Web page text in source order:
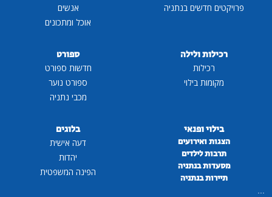
פרויקטים חדשים בנתניה
אנשים
אוכל ומתכונים
רכילות ולילה
רכילות
מקומות בילוי
ספורט
חדשות ספורט
ספורט נוער
מכבי נתניה
בילוי ופנאי
הצגות ואירועים
תרבות לילדים
מסעדות בנתניה
תיירות בנתניה
...
בלוגים
דעה אישית
יהדות
הפינה המשפטית